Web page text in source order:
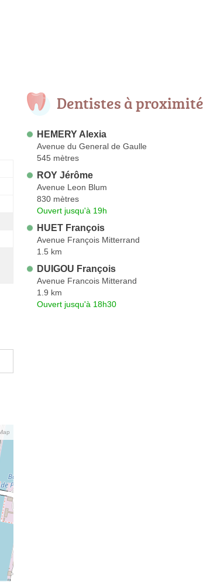
Dentistes à proximité
HEMERY Alexia
Avenue du General de Gaulle
545 mètres
ROY Jérôme
Avenue Leon Blum
830 mètres
Ouvert jusqu'à 19h
HUET François
Avenue François Mitterrand
1.5 km
DUIGOU François
Avenue Francois Mitterand
1.9 km
Ouvert jusqu'à 18h30